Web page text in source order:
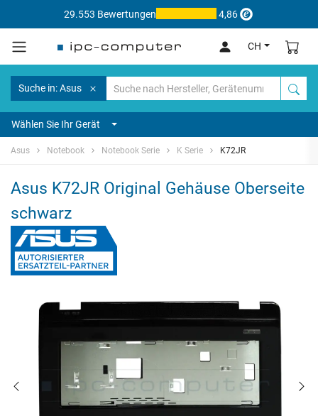
29.553 Bewertungen 4,86
CH
Suche in: Asus
Wählen Sie Ihr Gerät
Asus Notebook Notebook Serie K Serie K72JR
Asus K72JR Original Gehäuse Oberseite
schwarz